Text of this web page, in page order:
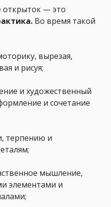
открыток — это
Во время такой
вырезая,
и рисуя;
и художественный
и сочетание
терпению и
мышление,
элементами и